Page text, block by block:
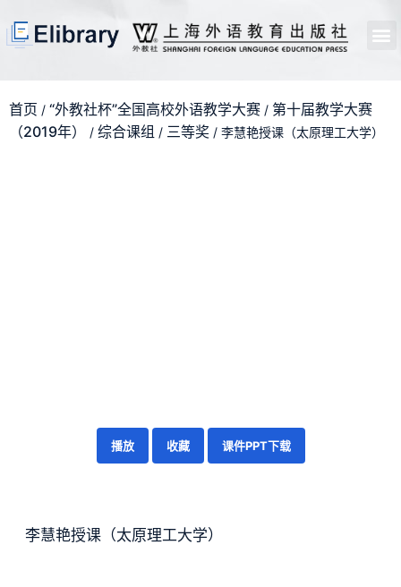
首页 / “外教社杯”全国高校外语教学大赛 / 第十届教学大赛
（2019年）
/ 综合课组 / 三等奖 / 李慧艳授课（太原理工大学）
播放 收藏 课件PPT下载
李慧艳授课（太原理工大学）